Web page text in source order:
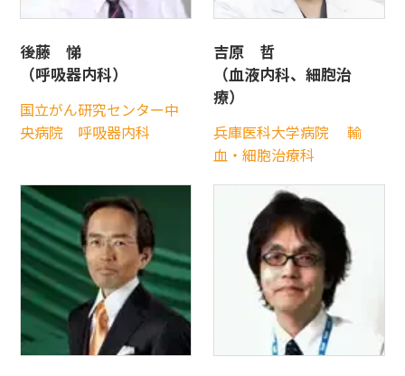
後藤 悌
（呼吸器内科）
国立がん研究センター中
央病院 呼吸器内科
吉原 哲
（血液内科、細胞治
療）
兵庫医科大学病院 輸
血・細胞治療科